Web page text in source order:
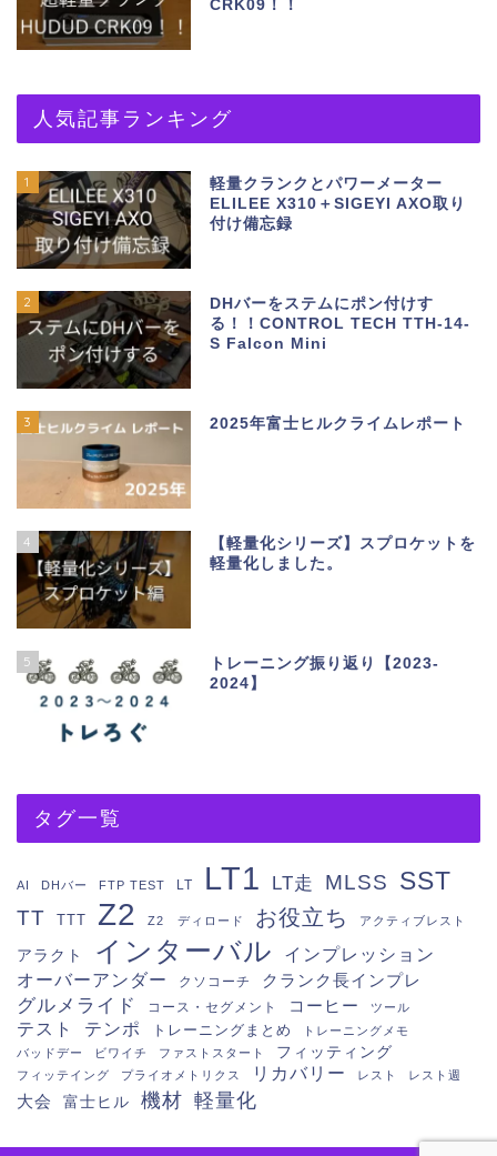
CRK09！！
人気記事ランキング
1
軽量クランクとパワーメーター
ELILEE X310＋SIGEYI AXO取り
付け備忘録
2
DHバーをステムにポン付けす
る！！CONTROL TECH TTH-14-
S Falcon Mini
3 2025年富士ヒルクライムレポート
4
【軽量化シリーズ】スプロケットを
軽量化しました。
5
トレーニング振り返り【2023-
2024】
タグ一覧
AI DHバー FTP TEST LT LT1 LT走 MLSS SST
TT TTT Z2 Z2 ディロード お役立ち アクティブレスト
アラクト インターバル
インプレッション
オーバーアンダー
クソコーチ クランク長インプレ
グルメライド コース・セグメント コーヒー ツール
テスト テンポ トレーニングまとめ
トレーニングメモ
バッドデー
ビワイチ ファストスタート フィッティング
フィッテイング プライオメトリクス リカバリー レスト レスト週
大会 富士ヒル 機材 軽量化